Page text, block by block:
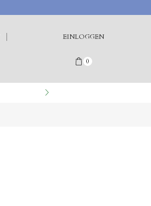
EINLOGGEN
0